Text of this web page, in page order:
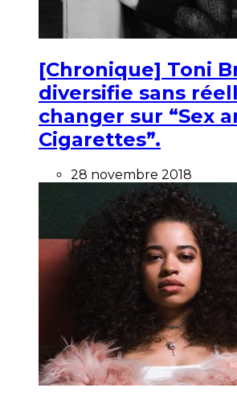
[Chronique] Toni
diversifie sans
changer sur “Sex
Cigarettes”.
28 novembre 2018